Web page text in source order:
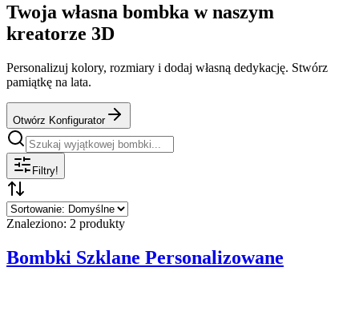
Twoja własna bombka w naszym
kreatorze 3D
Personalizuj kolory, rozmiary i dodaj własną dedykację. Stwórz
pamiątkę na lata.
Otwórz Konfigurator
Filtry!
Znaleziono: 2 produkty
Bombki Szklane Personalizowane